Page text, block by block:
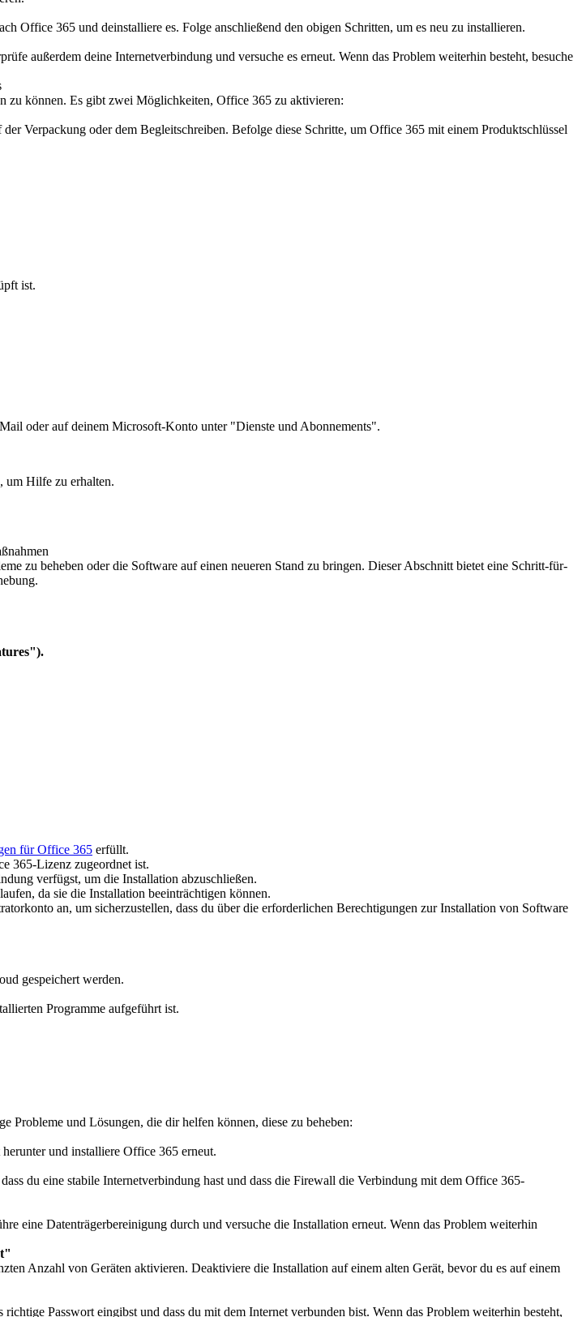
Office 365 und deinstalliere es. Folge anschließend den obigen Schritten, um es neu zu installieren.
außerdem deine Internetverbindung und versuche es erneut. Wenn das Problem weiterhin besteht, besuche
zu können. Es gibt zwei Möglichkeiten, Office 365 zu aktivieren:
Verpackung oder dem Begleitschreiben. Befolge diese Schritte, um Office 365 mit einem Produktschlüssel
ist.
oder auf deinem Microsoft-Konto unter "Dienste und Abonnements".
um Hilfe zu erhalten.
zu beheben oder die Software auf einen neueren Stand zu bringen. Dieser Abschnitt bietet eine Schritt-für-
für Office 365 erfüllt.
365-Lizenz zugeordnet ist.
verfügst, um die Installation abzuschließen.
da sie die Installation beeinträchtigen können.
an, um sicherzustellen, dass du über die erforderlichen Berechtigungen zur Installation von Software
gespeichert werden.
Programme aufgeführt ist.
Probleme und Lösungen, die dir helfen können, diese zu beheben:
und installiere Office 365 erneut.
dass du eine stabile Internetverbindung hast und dass die Firewall die Verbindung mit dem Office 365-
eine Datenträgerbereinigung durch und versuche die Installation erneut. Wenn das Problem weiterhin
Anzahl von Geräten aktivieren. Deaktiviere die Installation auf einem alten Gerät, bevor du es auf einem
richtige Passwort eingibst und dass du mit dem Internet verbunden bist. Wenn das Problem weiterhin besteht,